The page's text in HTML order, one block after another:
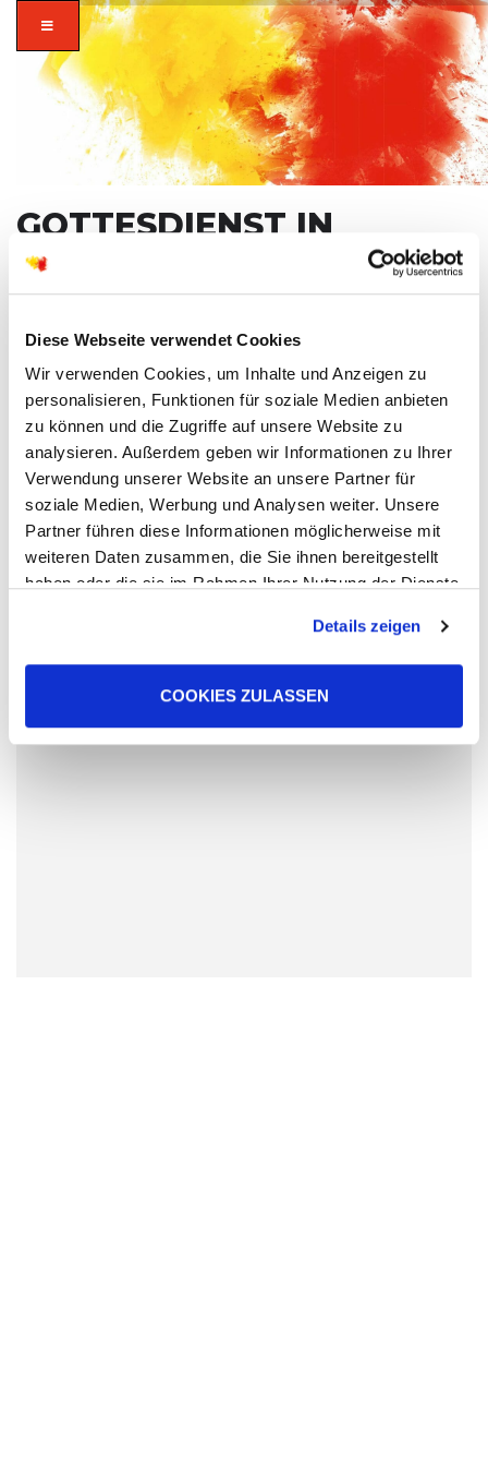
Diese Webseite verwendet Cookies
Wir verwenden Cookies, um Inhalte und Anzeigen zu
personalisieren, Funktionen für soziale Medien anbieten
zu können und die Zugriffe auf unsere Website zu
analysieren. Außerdem geben wir Informationen zu Ihrer
Verwendung unserer Website an unsere Partner für
soziale Medien, Werbung und Analysen weiter. Unsere
Partner führen diese Informationen möglicherweise mit
weiteren Daten zusammen, die Sie ihnen bereitgestellt
haben oder die sie im Rahmen Ihrer Nutzung der Dienste
Cookies, wenn Sie unsere Webseite weiterhin nutzen.
Details zeigen
COOKIES ZULASSEN
zusammen in
vielfalt glauben.
GOTTESDIENST IN
KILIANSTÄDTEN -
PRÄDIKANT JÜRGEN
DIETERMANN
SO
27
APR
PRÄDIKANT JÜRGEN DIETERMANN